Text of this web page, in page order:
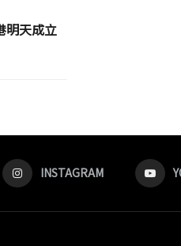
明天成立
INSTAGRAM